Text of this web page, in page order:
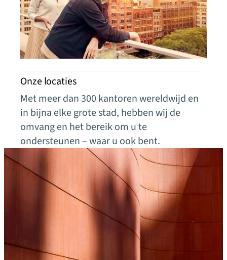
Onze locaties
Met meer dan 300 kantoren wereldwijd en
in bijna elke grote stad, hebben wij de
omvang en het bereik om u te
ondersteunen – waar u ook bent.